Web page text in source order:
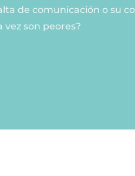
de comunicación o su
vez son peores?